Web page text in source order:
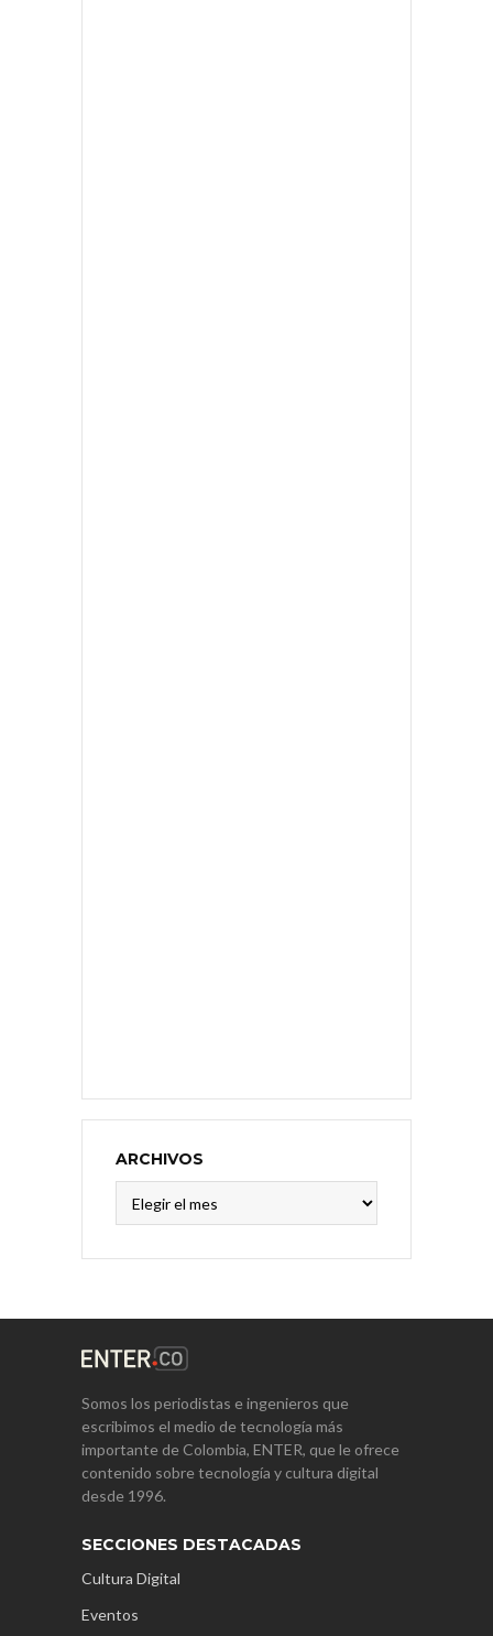
ARCHIVOS
Somos los periodistas e ingenieros que
escribimos el medio de tecnología más
importante de Colombia, ENTER, que le ofrece
contenido sobre tecnología y cultura digital
desde 1996.
SECCIONES DESTACADAS
Cultura Digital
Eventos